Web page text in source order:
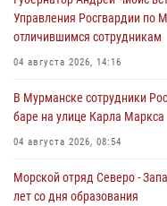
Управления Росгвардии по
отличившимся сотрудникам
04 августа 2026, 14:16
В Мурманске сотрудники
баре на улице Карла Маркса
04 августа 2026, 08:54
Морской отряд Северо -
лет со дня образования